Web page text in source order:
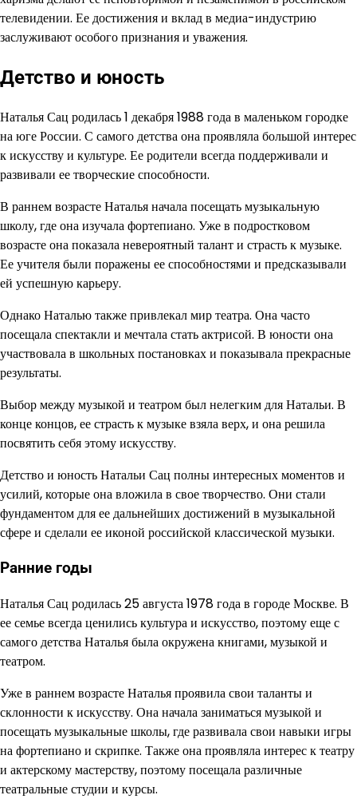
телевидении. Ее достижения и вклад в медиа-индустрию
заслуживают особого признания и уважения.
Детство и юность
Наталья Сац родилась 1 декабря 1988 года в маленьком городке
на юге России. С самого детства она проявляла большой интерес
к искусству и культуре. Ее родители всегда поддерживали и
развивали ее творческие способности.
В раннем возрасте Наталья начала посещать музыкальную
школу, где она изучала фортепиано. Уже в подростковом
возрасте она показала невероятный талант и страсть к музыке.
Ее учителя были поражены ее способностями и предсказывали
ей успешную карьеру.
Однако Наталью также привлекал мир театра. Она часто
посещала спектакли и мечтала стать актрисой. В юности она
участвовала в школьных постановках и показывала прекрасные
результаты.
Выбор между музыкой и театром был нелегким для Натальи. В
конце концов, ее страсть к музыке взяла верх, и она решила
посвятить себя этому искусству.
Детство и юность Натальи Сац полны интересных моментов и
усилий, которые она вложила в свое творчество. Они стали
фундаментом для ее дальнейших достижений в музыкальной
сфере и сделали ее иконой российской классической музыки.
Ранние годы
Наталья Сац родилась 25 августа 1978 года в городе Москве. В
ее семье всегда ценились культура и искусство, поэтому еще с
самого детства Наталья была окружена книгами, музыкой и
театром.
Уже в раннем возрасте Наталья проявила свои таланты и
склонности к искусству. Она начала заниматься музыкой и
посещать музыкальные школы, где развивала свои навыки игры
на фортепиано и скрипке. Также она проявляла интерес к театру
и актерскому мастерству, поэтому посещала различные
театральные студии и курсы.